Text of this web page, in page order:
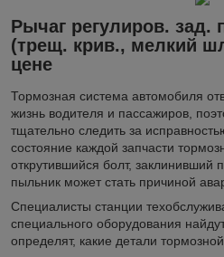
Рычаг регулиров. зад.
(трещ. крив., мелкий
цене
Тормозная система автомобиля
жизнь водителя и пассажиров,
тщательно следить за
состояние каждой запчасти
открутившийся болт,
пыльник может стать причиной
Специалисты станции
специального оборудования
определят, какие детали